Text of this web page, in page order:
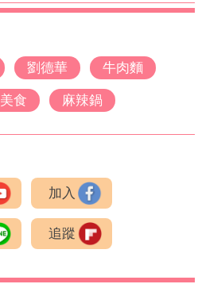
劉德華 牛肉麵
美食 麻辣鍋
加入
追蹤